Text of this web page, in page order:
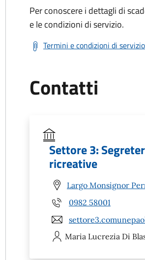
Per conoscere i dettagli di
e le condizioni di servizio.
Termini e condizioni di servizio
Contatti
Settore 3:
ricreative
Largo Monsignor
0982 58001
Maria Lucrezia Di